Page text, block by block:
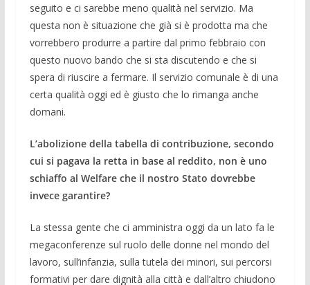
seguito e ci sarebbe meno qualità nel servizio. Ma
questa non è situazione che già si è prodotta ma che
vorrebbero produrre a partire dal primo febbraio con
questo nuovo bando che si sta discutendo e che si
spera di riuscire a fermare. Il servizio comunale è di una
certa qualità oggi ed è giusto che lo rimanga anche
domani.
L’abolizione della tabella di contribuzione, secondo
cui si pagava la retta in base al reddito, non è uno
schiaffo al Welfare che il nostro Stato dovrebbe
invece garantire?
La stessa gente che ci amministra oggi da un lato fa le
megaconferenze sul ruolo delle donne nel mondo del
lavoro, sull’infanzia, sulla tutela dei minori, sui percorsi
formativi per dare dignità alla città e dall’altro chiudono